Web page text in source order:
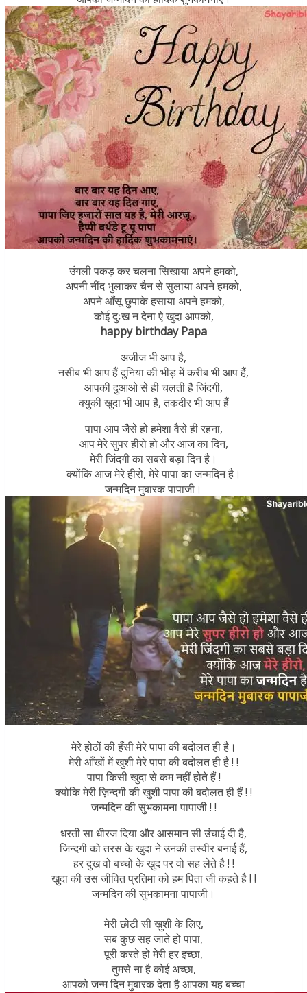
उंगली पकड़ कर चलना सिखाया अपने हमको,
अपनी नींद भुलाकर चैन से सुलाया अपने हमको,
अपने आँसू छुपाके हसाया अपने हमको,
कोई दुःख न देना ऐ खुदा आपको,
happy birthday Papa
अजीज भी आप है,
नसीब भी आप हैं दुनिया की भीड़ में करीब भी आप हैं,
आपकी दुआओ से ही चलती है जिंदगी,
क्युकी खुदा भी आप है, तकदीर भी आप हैं
पापा आप जैसे हो हमेशा वैसे ही रहना,
आप मेरे सुपर हीरो हो और आज का दिन,
मेरी जिंदगी का सबसे बड़ा दिन है।
क्योंकि आज मेरे हीरो, मेरे पापा का जन्मदिन है।
जन्मदिन मुबारक पापाजी।
मेरे होठों की हँसी मेरे पापा की बदोलत ही है।
मेरी आँखों में खुशी मेरे पापा की बदोलत ही है ! !
पापा किसी खुदा से कम नहीं होते हैं !
क्योकि मेरी ज़िन्दगी की खुशी पापा की बदोलत ही हैं ! !
जन्मदिन की सुभकामना पापाजी ! !
धरती सा धीरज दिया और आसमान सी उंचाई दी है,
जिन्दगी को तरस के खुदा ने उनकी तस्वीर बनाई हैं,
हर दुख वो बच्चों के खुद पर वो सह लेते है ! !
खुदा की उस जीवित प्रतिमा को हम पिता जी कहते है ! !
जन्मदिन की सुभकामना पापाजी।
मेरी छोटी सी ख़ुशी के लिए,
सब कुछ सह जाते हो पापा,
पूरी करते हो मेरी हर इच्छा,
तुमसे ना है कोई अच्छा,
आपको जन्म दिन मुबारक देता है आपका यह बच्चा